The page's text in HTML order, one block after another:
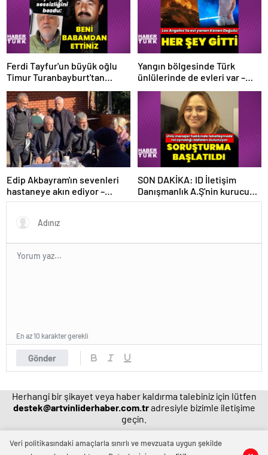
Ferdi Tayfur'un büyük oğlu
Timur Turanbayburt'tan
Yangın bölgesinde Türk
ünlülerinde de evleri var –
Edip Akbayram'ın sevenleri
hastaneye akın ediyor –
Magazin habetrleri
SON DAKİKA: ID İletişim
Danışmanlık A.Ş'nin kurucusu
ve ortağı olan Ayşe Barım
Gönder
En az 10 karakter gerekli
Herhangi bir şikayet veya haber kaldırma talebiniz için lütfen
destek@artvinliderhaber.com.tradresiyle bizimle iletişime
geçin.
Veri politikasındaki amaçlarla sınırlı ve mevzuata uygun şekilde